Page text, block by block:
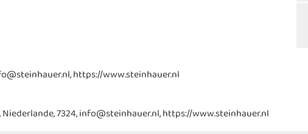
https://www.steinhauer.nl
Niederlande, 7324, info@steinhauer.nl, https://www.steinhauer.nl